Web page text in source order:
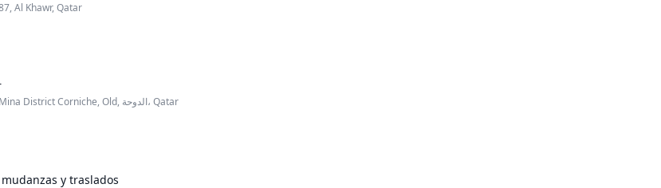
Al Khawr, Qatar
8H22+2P5 Mina District Corniche, Old, الدوحة، Qatar
y traslados